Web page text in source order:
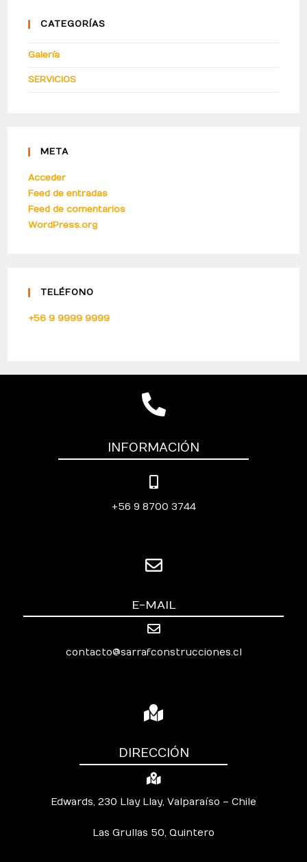
CATEGORÍAS
Galería
SERVICIOS
META
Acceder
Feed de entradas
Feed de comentarios
WordPress.org
TELÉFONO
+56 9 9999 9999
INFORMACIÓN
+56 9 8700 3744
E-MAIL
contacto@sarrafconstrucciones.cl
DIRECCIÓN
Edwards, 230 Llay Llay, Valparaíso – Chile
Las Grullas 50, Quintero